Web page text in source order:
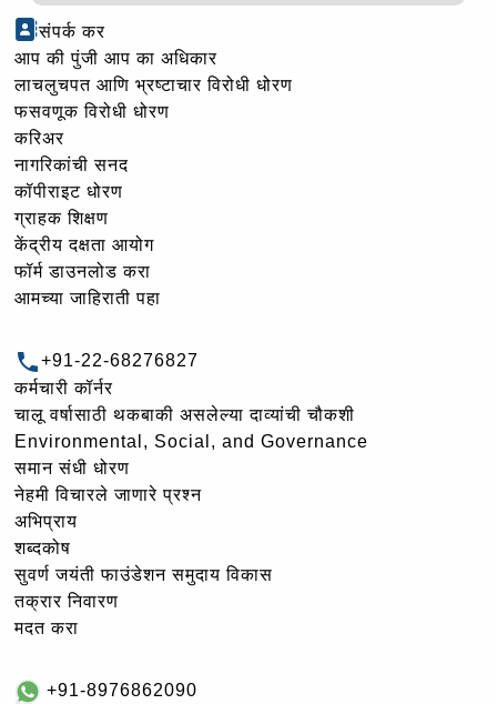
संपर्क कर
आप की पुंजी आप का अधिकार
लाचलुचपत आणि भ्रष्टाचार विरोधी धोरण
फसवणूक विरोधी धोरण
करिअर
नागरिकांची सनद
कॉपीराइट धोरण
ग्राहक शिक्षण
केंद्रीय दक्षता आयोग
फॉर्म डाउनलोड करा
आमच्या जाहिराती पहा
+91-22-68276827
कर्मचारी कॉर्नर
चालू वर्षासाठी थकबाकी असलेल्या दाव्यांची चौकशी
Environmental, Social, and Governance
समान संधी धोरण
नेहमी विचारले जाणारे प्रश्न
अभिप्राय
शब्दकोष
सुवर्ण जयंती फाउंडेशन समुदाय विकास
तक्रार निवारण
मदत करा
+91-8976862090